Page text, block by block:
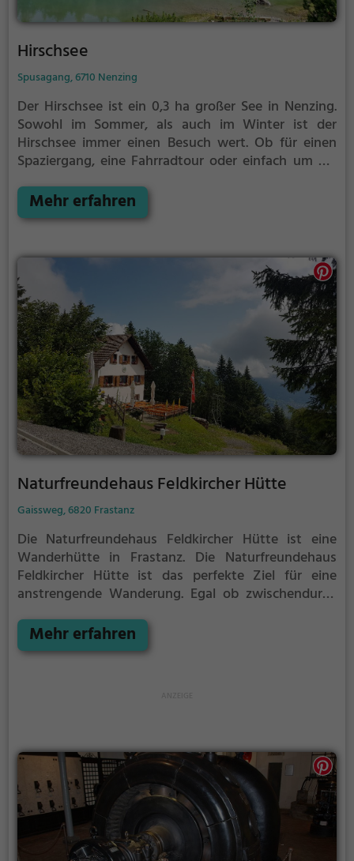
Hirschsee
Spusagang, 6710 Nenzing
Der Hirschsee ist ein 0,3 ha großer See in Nenzing.
Sowohl im Sommer, als auch im Winter ist der
Hirschsee immer einen Besuch wert. Ob für einen
Spaziergang, eine Fahrradtour oder einfach um die
Möglichkeiten für Freizeitaktivitäten.
Mehr erfahren
Naturfreundehaus Feldkircher Hütte
Gaissweg, 6820 Frastanz
Die Naturfreundehaus Feldkircher Hütte ist eine
Wanderhütte in Frastanz. Die Naturfreundehaus
Feldkircher Hütte ist das perfekte Ziel für eine
anstrengende Wanderung. Egal ob zwischendurch
Tour, hier bist du auf jeden Fall richtig.
Mehr erfahren